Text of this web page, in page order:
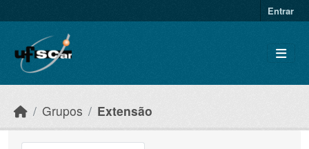
Entrar
Grupos Extensão